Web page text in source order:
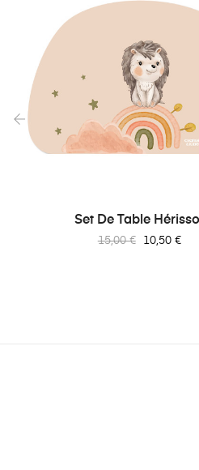
Set De Table
Prix
15,00 € Prix
10,50 €